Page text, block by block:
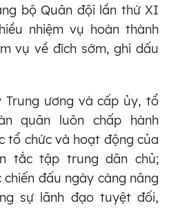
bộ Quân đội lần thứ XI
nhiệm vụ hoàn thành
vụ về đích sớm, ghi dấu
Trung ương và cấp ủy, tổ
quân luôn chấp hành
tổ chức và hoạt động của
tắc tập trung dân chủ;
đấu ngày càng nâng
sự lãnh đạo tuyệt đối,